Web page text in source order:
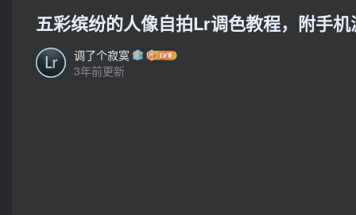
五彩缤纷的人像自拍Lr调色教程，附手
调了个寂寞
3年前更新